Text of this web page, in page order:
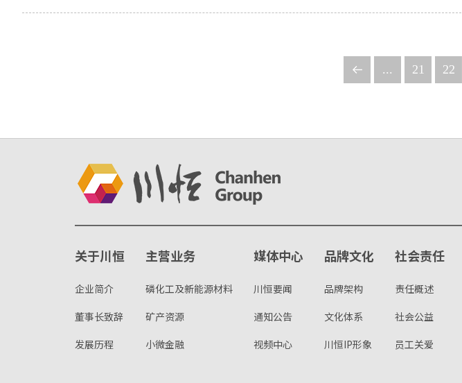
... 21 22
关于川恒
企业简介
董事长致辞
发展历程
主营业务
磷化工及新能源材料
矿产资源
小微金融
媒体中心
川恒要闻
通知公告
视频中心
品牌文化
品牌架构
文化体系
川恒IP形象
社会责任
责任概述
社会公益
员工关爱